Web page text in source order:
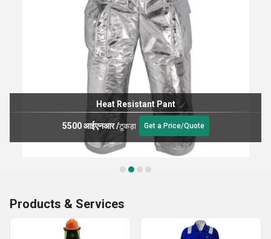
Heat Resistant Pant
5500 आईएनआर/टुकड़ा Get a Price/Quote
Products & Services